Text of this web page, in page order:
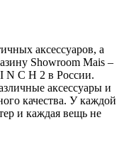
аксессуаров, а
Showroom Mais –
N C H 2 в России.
аксессуары и
качества. У каждой
и каждая вещь не